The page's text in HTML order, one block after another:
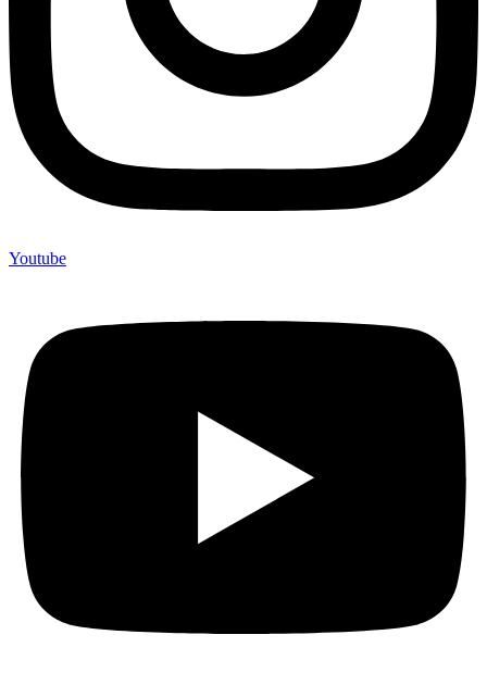
Youtube